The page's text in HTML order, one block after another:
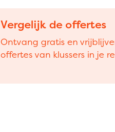
Vergelijk de offertes
Ontvang gratis en
offertes van klussers in je